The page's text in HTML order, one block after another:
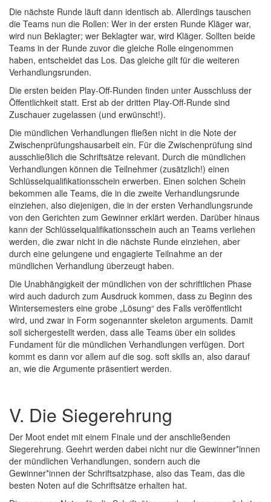
Die nächste Runde läuft dann identisch ab. Allerdings tauschen
die Teams nun die Rollen: Wer in der ersten Runde Kläger war,
wird nun Beklagter; wer Beklagter war, wird Kläger. Sollten beide
Teams in der Runde zuvor die gleiche Rolle eingenommen
haben, entscheidet das Los. Das gleiche gilt für die weiteren
Verhandlungsrunden.
Die ersten beiden Play-Off-Runden finden unter Ausschluss der
Öffentlichkeit statt. Erst ab der dritten Play-Off-Runde sind
Zuschauer zugelassen (und erwünscht!).
Die mündlichen Verhandlungen fließen nicht in die Note der
Zwischenprüfungshausarbeit ein. Für die Zwischenprüfung sind
ausschließlich die Schriftsätze relevant. Durch die mündlichen
Verhandlungen können die Teilnehmer (zusätzlich!) einen
Schlüsselqualifikationsschein erwerben. Einen solchen Schein
bekommen alle Teams, die in die zweite Verhandlungsrunde
einziehen, also diejenigen, die in der ersten Verhandlungsrunde
von den Gerichten zum Gewinner erklärt werden. Darüber hinaus
kann der Schlüsselqualifikationsschein auch an Teams verliehen
werden, die zwar nicht in die nächste Runde einziehen, aber
durch eine gelungene und engagierte Teilnahme an der
mündlichen Verhandlung überzeugt haben.
Die Unabhängigkeit der mündlichen von der schriftlichen Phase
wird auch dadurch zum Ausdruck kommen, dass zu Beginn des
Wintersemesters eine grobe „Lösung“ des Falls veröffentlicht
wird, und zwar in Form sogenannter skeleton arguments. Damit
soll sichergestellt werden, dass alle Teams über ein solides
Fundament für die mündlichen Verhandlungen verfügen. Dort
kommt es dann vor allem auf die sog. soft skills an, also darauf
an, wie die Argumente präsentiert werden.
V. Die Siegerehrung
Der Moot endet mit einem Finale und der anschließenden
Siegerehrung. Geehrt werden dabei nicht nur die Gewinner*innen
der mündlichen Verhandlungen, sondern auch die
Gewinner*innen der Schriftsatzphase, also das Team, das die
besten Noten auf die Schriftsätze erhalten hat.